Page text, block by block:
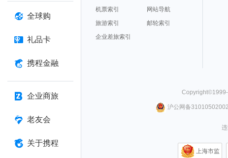
全球购
礼品卡
携程金融
企业商旅
老友会
关于携程
机票索引
网站导航
旅游索引
邮轮索引
企业差旅索引
Copyright©1999-
沪公网备
上海市监